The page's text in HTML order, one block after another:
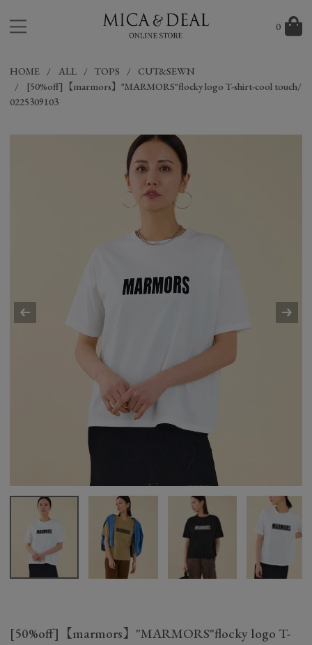
0
HOME ALL TOPS
CUT&SEWN
[50%off]【marmors】"MARMORS"flocky logo T-shirt-cool touch/
0225309103
[50%off]【marmors】"MARMORS"flocky logo T-